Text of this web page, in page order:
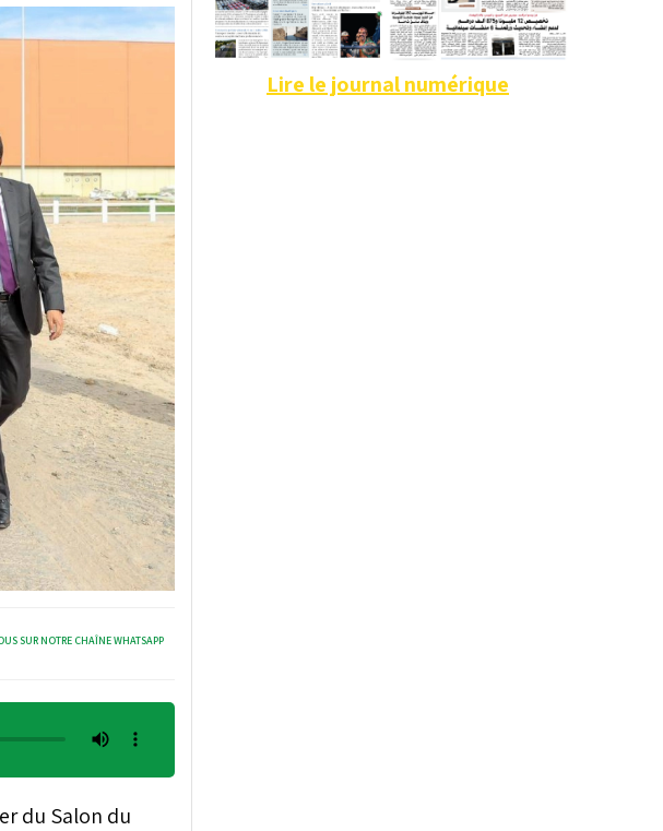
SUR NOTRE CHAÎNE WHATSAPP
du Salon du
Lire le journal numérique